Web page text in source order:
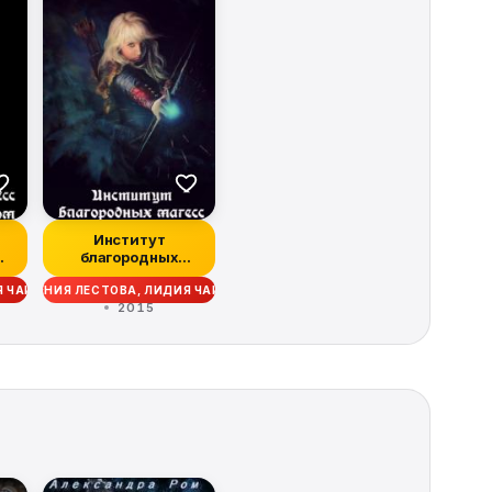
ЧАЙКА
Институт
благородных
магесс
КСЕНИЯ ЛЕСТОВА, ЛИДИЯ ЧАЙКА
2015